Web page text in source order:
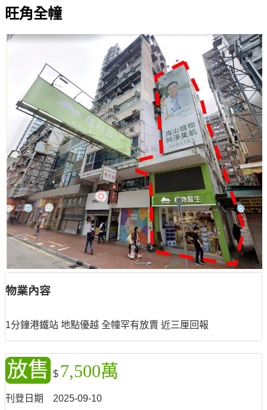
旺角全幢
物業內容
1分鐘港鐵站 地點優越 全幢罕有放賣 近三厘回報
放售 $ 7,500萬
刊登日期
2025-09-10